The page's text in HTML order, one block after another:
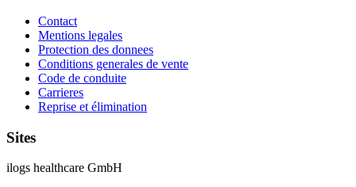
Contact
Mentions legales
Protection des donnees
Conditions generales de vente
Code de conduite
Carrieres
Reprise et élimination
Sites
ilogs healthcare GmbH